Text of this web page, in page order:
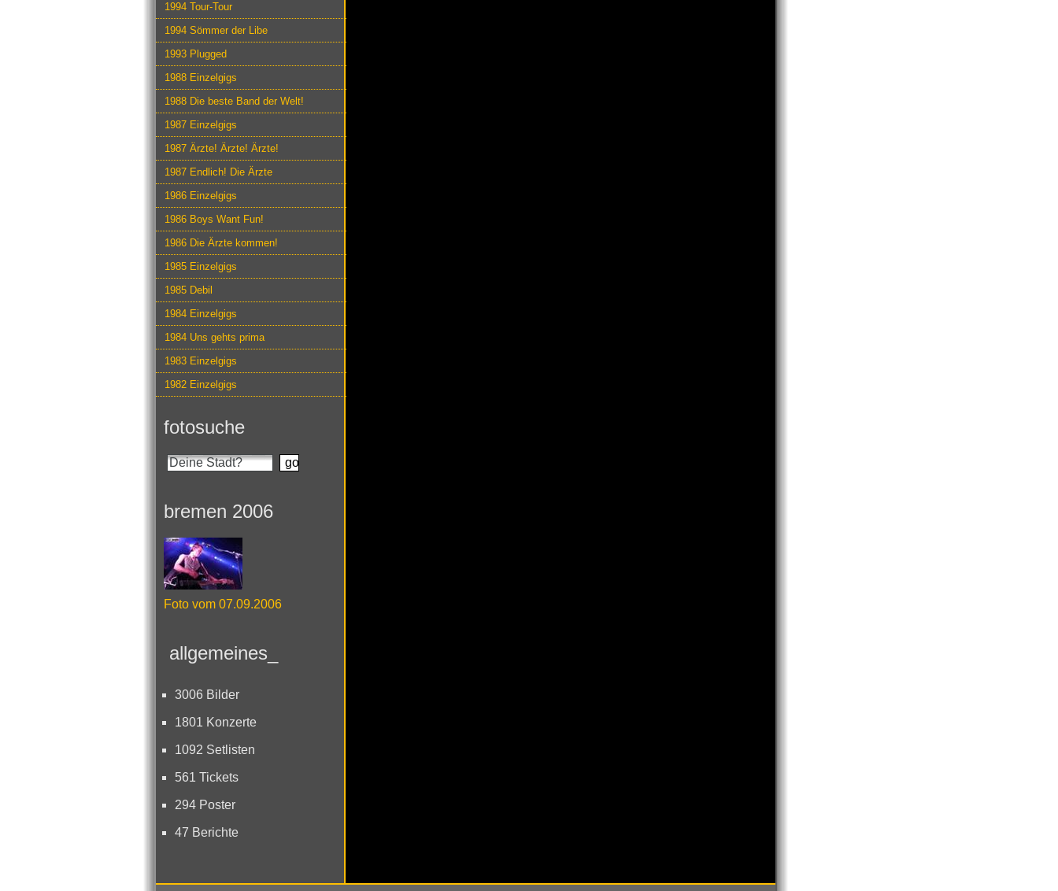
1994 Tour-Tour
1994 Sömmer der Libe
1993 Plugged
1988 Einzelgigs
1988 Die beste Band der Welt!
1987 Einzelgigs
1987 Ärzte! Ärzte! Ärzte!
1987 Endlich! Die Ärzte
1986 Einzelgigs
1986 Boys Want Fun!
1986 Die Ärzte kommen!
1985 Einzelgigs
1985 Debil
1984 Einzelgigs
1984 Uns gehts prima
1983 Einzelgigs
1982 Einzelgigs
fotosuche
bremen 2006
Foto vom 07.09.2006
allgemeines_
3006 Bilder
1801 Konzerte
1092 Setlisten
561 Tickets
294 Poster
47 Berichte